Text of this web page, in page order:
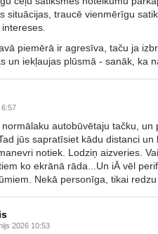
situācijas, traucē vienmērīgu
piemērā ir agresīva, taču ja
un iekļaujas plūsmā - sanāk, ka
6:57
autobūvētaju tačku, un
jūs sapratīsiet kādu distanci
notiek. Lodziņ aizveries.
ko ekrānā rāda...Un iĀ vēl
Nekā personīga, tikai redzu
2026 10:53